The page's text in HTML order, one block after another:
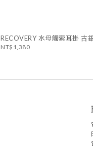
RECOVERY 水母觸索耳掛 古
NT$1,380